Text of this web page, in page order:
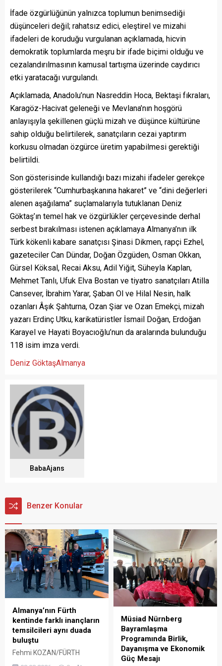
İfade özgürlüğünün yalnızca toplumun benimsediği
düşünceleri değil; rahatsız edici, eleştirel ve mizahi
ifadeleri de koruduğu vurgulanan açıklamada, hicvin
demokratik toplumlarda meşru bir ifade biçimi olduğu ve
cezalandırılmasının kamusal tartışma üzerinde caydırıcı
etki yaratacağı vurgulandı.
Açıklamada, Anadolu’nun Nasreddin Hoca, Bektaşi fıkraları,
Karagöz-Hacivat geleneği ve Mevlana’nın hoşgörü
anlayışıyla şekillenen güçlü mizah ve düşünce kültürüne
sahip olduğu belirtilerek, sanatçıların cezai yaptırım
korkusu olmadan özgürce üretim yapabilmesi gerektiği
belirtildi.
Son gösterisinde kullandığı bazı mizahi ifadeler gerekçe
gösterilerek “Cumhurbaşkanına hakaret” ve “dini değerleri
alenen aşağılama” suçlamalarıyla tutuklanan Deniz
Göktaş’ın temel hak ve özgürlükler çerçevesinde derhal
serbest bırakılması istenen açıklamaya Almanya’nın ilk
Türk kökenli kabare sanatçısı Şinasi Dikmen, rapçi Ezhel,
gazeteciler Can Dündar, Doğan Özgüden, Osman Okkan,
Gürsel Köksal, Recai Aksu, Adil Yiğit, Süheyla Kaplan,
Mehmet Tanlı, Ufuk Elva Bostan ve tiyatro sanatçıları Atilla
Cansever, İbrahim Yarar, Şaban Ol ve Hilal Nesin, halk
ozanları Âşık Şahturna, Ozan Şiar ve Ozan Emekçi, mizah
yazarı Erdinç Utku, karikatüristler İsmail Doğan, Erdoğan
Karayel ve Hayati Boyacıoğlu’nun da aralarında bulunduğu
118 isim imza verdi.
Deniz GöktaşAlmanya
BabaAjans
Benzer Konular
Almanya’nın Fürth
kentinde farklı inançların
temsilcileri aynı duada
buluştu
Fehmi KOZAN/FÜRTH
Müsiad Nürnberg
Bayramlaşma
Programında Birlik,
Dayanışma ve Ekonomik
Güç Mesajı